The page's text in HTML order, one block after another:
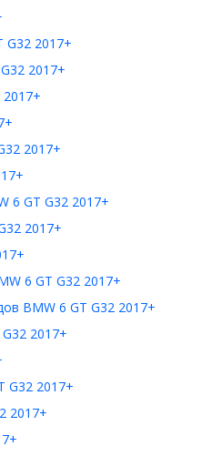
G32 2017+
2017+
2017+
6 GT G32 2017+
2017+
6 GT G32 2017+
BMW 6 GT G32 2017+
2017+
G32 2017+
2017+